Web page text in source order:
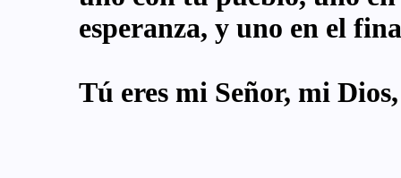
esperanza, y uno en el
Tú eres mi Señor, mi